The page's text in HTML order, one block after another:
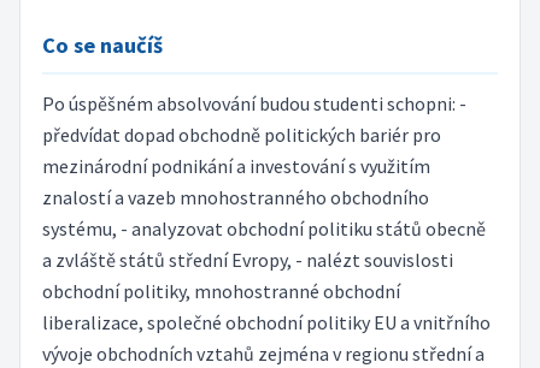
Co se naučíš
Po úspěšném absolvování budou studenti schopni: -
předvídat dopad obchodně politických bariér pro
mezinárodní podnikání a investování s využitím
znalostí a vazeb mnohostranného obchodního
systému, - analyzovat obchodní politiku států obecně
a zvláště států střední Evropy, - nalézt souvislosti
obchodní politiky, mnohostranné obchodní
liberalizace, společné obchodní politiky EU a vnitřního
vývoje obchodních vztahů zejména v regionu střední a